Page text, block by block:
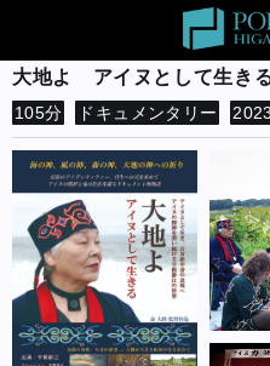
大地よ アイヌとして生き
105分 ドキュメンタリー